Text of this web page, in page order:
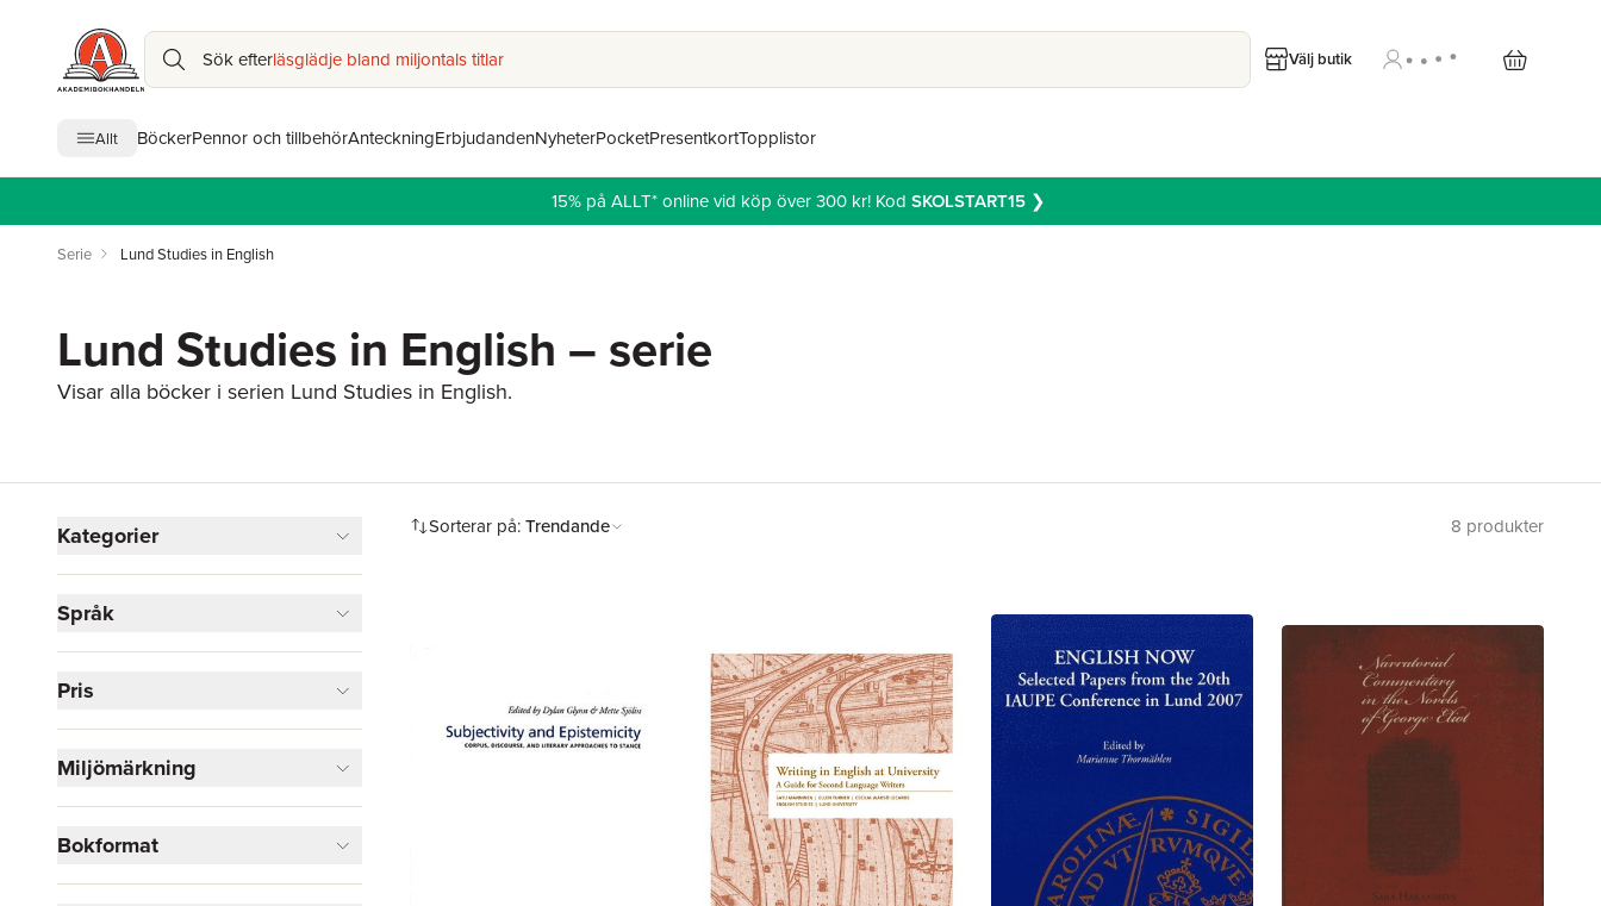
Sök efterläsglädje bland miljontals titlar Välj butik
Allt BöckerPennor och tillbehörAnteckningErbjudandenNyheterPocketPresentkortTopplistor
15% på ALLT* online vid köp över 300 kr! Kod SKOLSTART15❯
Serie Lund Studies in English
Lund Studies in English – serie
Visar alla böcker i serien Lund Studies in English.
Kategorier
Skönlitteratur 3
Språk och ordböcker
3
Visa fler
Visa fler
Språk
Pris
Miljömärkning
Bokformat
Sorterar på:Trendande 8 produkter